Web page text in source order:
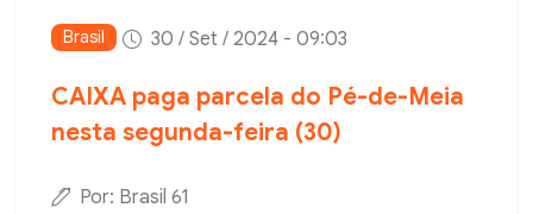
Brasil 30 / Set / 2024 - 09:03
CAIXA paga parcela do Pé-de-Meia
nesta segunda-feira (30)
Por: Brasil 61